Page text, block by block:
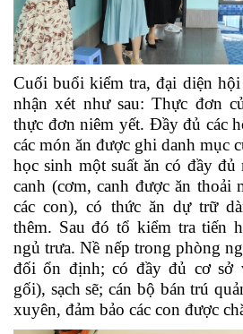
Cuối buổi kiểm tra, đại diện
nhận xét như sau: Thực đơn
thực đơn niêm yết. Đầy đủ các
các món ăn được ghi danh mục
học sinh một suất ăn có đầy
canh (cơm, canh được ăn thoải
các con), có thức ăn dự trữ
thêm. Sau đó tổ kiểm tra tiến
ngủ trưa. Nề nếp trong phòng
đối ổn định; có đầy đủ cơ sở
gối), sạch sẽ; cán bộ bán trú
xuyên, đảm bảo các con được